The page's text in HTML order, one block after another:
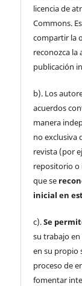
licencia de
Commons.
compartir la
reconozca la
publicación
b). Los
acuerdos
manera
no exclusiva
revista (por
repositorio o
que se
inicial en
c).Se
su trabajo
en su propio
proceso de
fomentar